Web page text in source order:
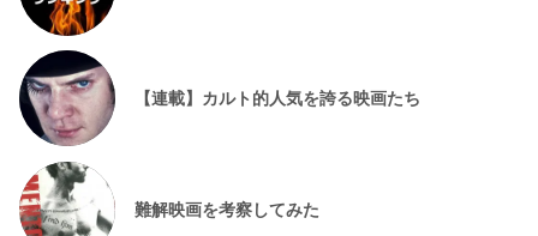
【連載】カルト的人気を誇る映画たち
難解映画を考察してみた